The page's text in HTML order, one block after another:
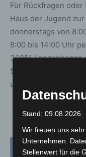
Für Rückfragen
Haus der Jugend
donnerstags von
8:00 bis 14:00 Uhr
30851
5200 erreichbar.
unter
Stand: 09.08.2026
Wir freuen uns
Unternehmen.
Stellenwert für die